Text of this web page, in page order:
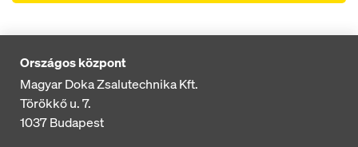
Országos központ
Magyar Doka Zsalutechnika Kft.
Törökkő u. 7.
1037Budapest